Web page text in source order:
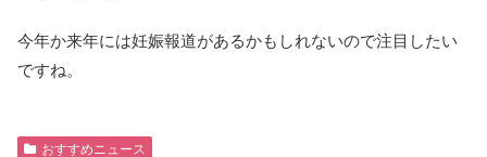
今年か来年には妊娠報道があるかもしれないので注目したい
ですね。
おすすめニュース